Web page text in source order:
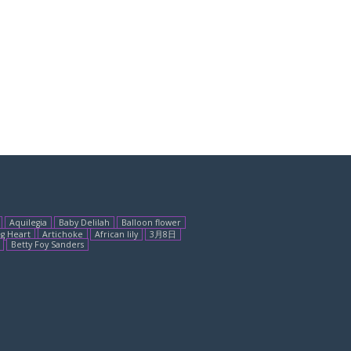
Aquilegia Baby Delilah
Balloon flower
Heart Artichoke African lily
3月8日
Betty Foy Sanders